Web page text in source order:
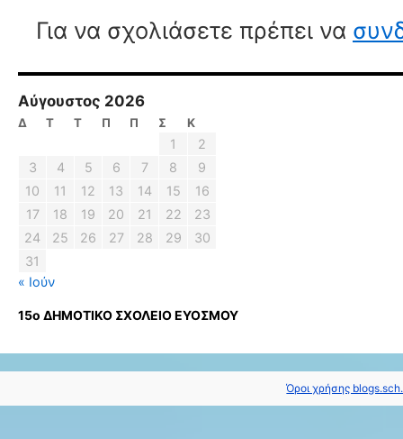
Για να σχολιάσετε πρέπει να
Αύγουστος 2026
Δ Τ Τ Π Π Σ Κ
1
2
3
4 5 6 7 8
9
10
11 12 13 14 15
16
17
18 19 20 21 22
23
24
25 26 27 28 29
30
31
« Ιούν
15ο ΔΗΜΟΤΙΚΟ ΣΧΟΛΕΙΟ ΕΥΟΣΜΟΥ
Όροι χρήσης